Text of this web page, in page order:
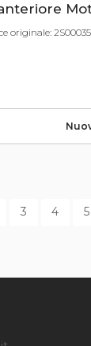
originale:
3 4 5